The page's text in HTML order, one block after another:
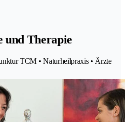
und Therapie
TCM • Naturheilpraxis • Ärzte